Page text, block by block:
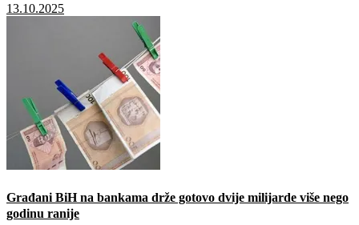
13.10.2025
Građani BiH na bankama drže gotovo dvije milijarde više nego
godinu ranije